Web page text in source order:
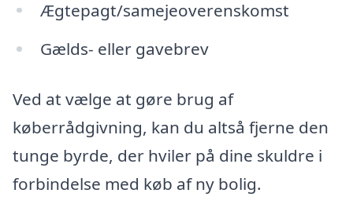
Ægtepagt/samejeoverenskomst
Gælds- eller gavebrev
Ved at vælge at gøre brug af
køberrådgivning, kan du altså fjerne den
tunge byrde, der hviler på dine skuldre i
forbindelse med køb af ny bolig.